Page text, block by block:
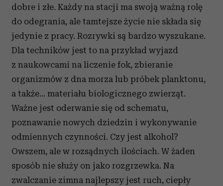
dobre i złe. Każdy na stacji ma swoją ważną rolę
do odegrania, ale tamtejsze życie nie składa się
jedynie z pracy. Rozrywki są bardzo wyszukane.
Dla techników jest to na przykład wyjazd
z naukowcami na liczenie fok, zbieranie
organizmów z dna morza lub próbek planktonu,
a także… materiału biologicznego zwierząt.
Ważne jest oderwanie się od schematu,
poznawanie nowych dziedzin i wykonywanie
odmiennych czynności. Czy jest alkohol?
Owszem, ale w rozsądnych ilościach. W żaden
sposób nie służy on jako rozgrzewka. Na
zwalczanie zimna najlepszy jest ruch, ciepły